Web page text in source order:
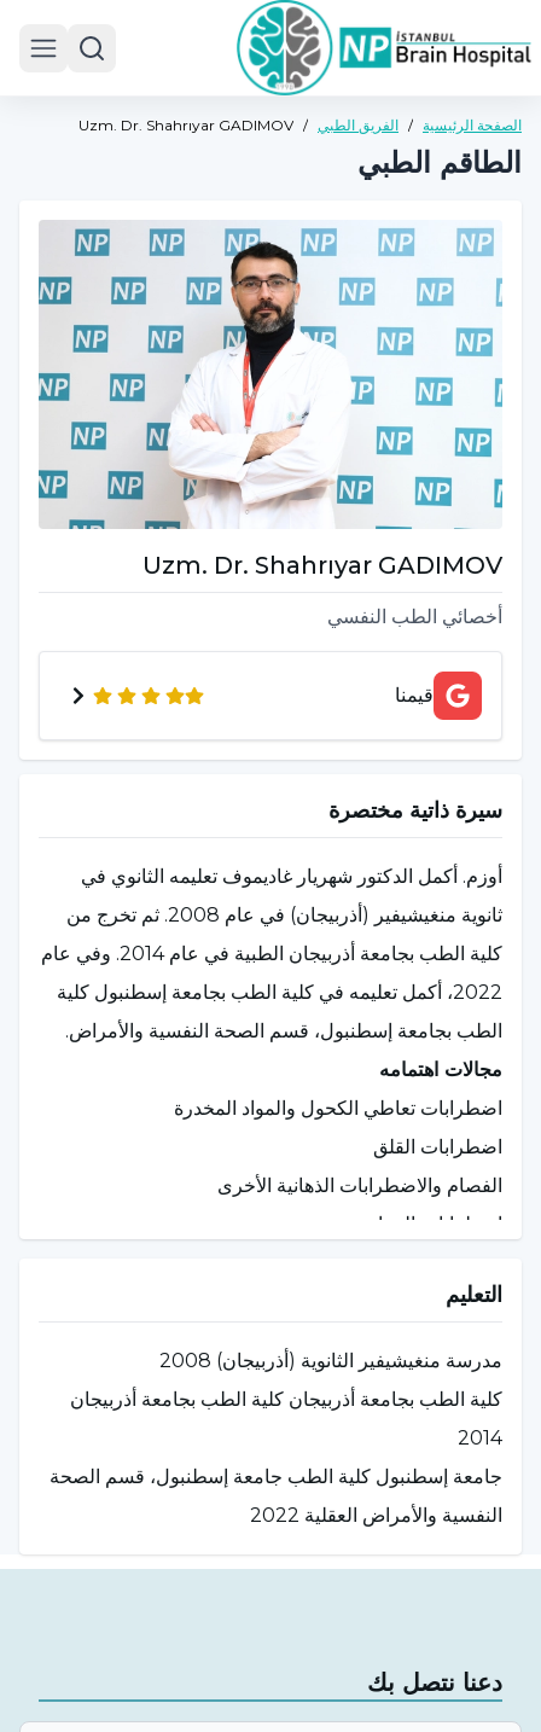
الصفحة الرئيسية / الفريق الطبي /
Uzm. Dr. Shahrıyar GADIMOV
الطاقم الطبي
Uzm. Dr. Shahrıyar GADIMOV
أخصائي الطب النفسي
قيمنا
سيرة ذاتية مختصرة
أوزم. أكمل الدكتور شهريار غاديموف تعليمه الثانوي في
ثانوية منغيشيفير (أذربيجان) في عام 2008. ثم تخرج من
كلية الطب بجامعة أذربيجان الطبية في عام 2014. وفي عام
2022، أكمل تعليمه في كلية الطب بجامعة إسطنبول كلية
الطب بجامعة إسطنبول، قسم الصحة النفسية والأمراض.
مجالات اهتمامه
اضطرابات تعاطي الكحول والمواد المخدرة
اضطرابات القلق
الفصام والاضطرابات الذهانية الأخرى
اضطرابات المزاج
هوس نتف الشعر
التعليم
مدرسة منغيشيفير الثانوية (أذربيجان) 2008
كلية الطب بجامعة أذربيجان كلية الطب بجامعة أذربيجان
2014
جامعة إسطنبول كلية الطب جامعة إسطنبول، قسم الصحة
النفسية والأمراض العقلية 2022
دعنا نتصل بك